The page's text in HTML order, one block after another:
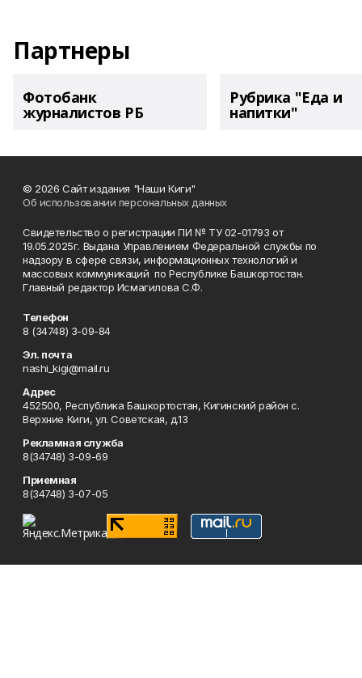
Партнеры
Фотобанк
журналистов РБ
Рубрика "Еда и
напитки"
© 2026 Сайт издания "Наши Киги"
Об использовании персональных данных
Свидетельство о регистрации ПИ № ТУ 02-01793 от
19.05.2025г. Выдана Управлением Федеральной службы по
надзору в сфере связи, информационных технологий и
массовых коммуникаций по Республике Башкортостан.
Главный редактор Исмагилова С.Ф.
Телефон
8 (34748) 3-09-84
Эл. почта
nashi_kigi@mail.ru
Адрес
452500, Республика Башкортостан, Кигинский район с.
Верхние Киги, ул. Советская, д.13
Рекламная служба
8(34748) 3-09-69
Приемная
8(34748) 3-07-05